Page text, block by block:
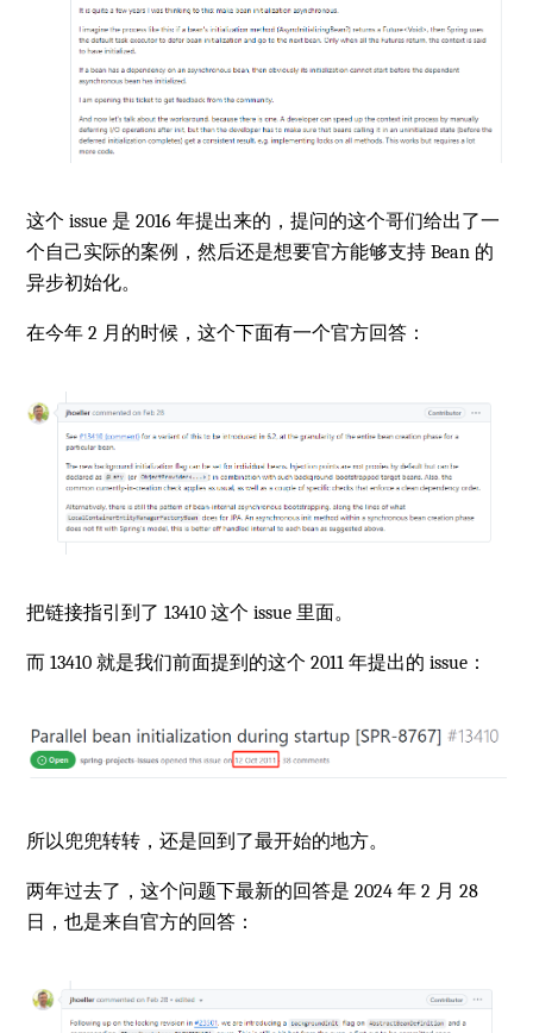
这个 issue 是 2016 年提出来的，提问的这个哥们给出了一
个自己实际的案例，然后还是想要官方能够支持 Bean 的
异步初始化。
在今年 2 月的时候，这个下面有一个官方回答：
把链接指引到了 13410 这个 issue 里面。
而 13410 就是我们前面提到的这个 2011 年提出的 issue：
所以兜兜转转，还是回到了最开始的地方。
两年过去了，这个问题下最新的回答是 2024 年 2 月 28
日，也是来自官方的回答：